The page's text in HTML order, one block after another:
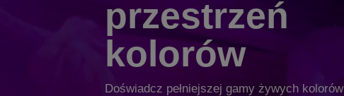
przestrzeń
kolorów
Doświadcz pełniejszej gamy żywych kolorów